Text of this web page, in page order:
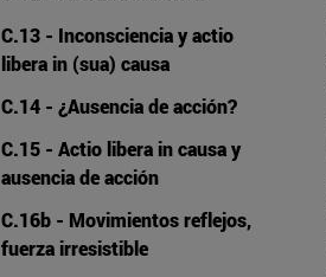
C.13 - Inconsciencia y actio
libera in (sua) causa
C.14 - ¿Ausencia de acción?
C.15 - Actio libera in causa y
ausencia de acción
C.16b - Movimientos reflejos,
fuerza irresistible